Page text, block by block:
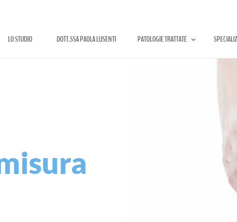
LO STUDIO DOTT.SSA PAOLA LUSENTI PATOLOGIE TRATTATE